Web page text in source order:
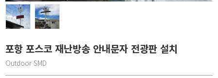
포항 포스코 재난방송 안내문자 전광판 설치
Outdoor SMD